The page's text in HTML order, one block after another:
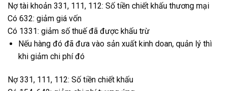
Nợ tài khoản 331, 111, 112: Số tiền chiết khấu thương mại
Có 632: giảm giá vốn
Có 1331: giảm số thuế đã được khấu trừ
Nếu hàng đó đã đưa vào sản xuất kinh doan, quản lý thì
khi giảm chi phí đó
Nợ 331, 111, 112: Số tiền chiết khấu